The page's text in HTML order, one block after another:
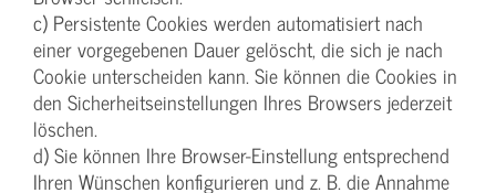
c) Persistente Cookies werden automatisiert nach
einer vorgegebenen Dauer gelöscht, die sich je nach
Cookie unterscheiden kann. Sie können die Cookies in
den Sicherheitseinstellungen Ihres Browsers jederzeit
löschen.
d) Sie können Ihre Browser-Einstellung entsprechend
Ihren Wünschen konfigurieren und z. B. die Annahme